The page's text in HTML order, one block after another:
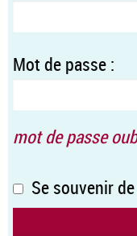
Mot de passe :
mot de passe
Se souvenir